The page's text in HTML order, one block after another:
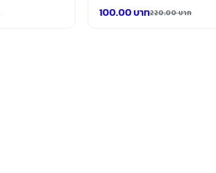
220.00บาท
100.00บาท